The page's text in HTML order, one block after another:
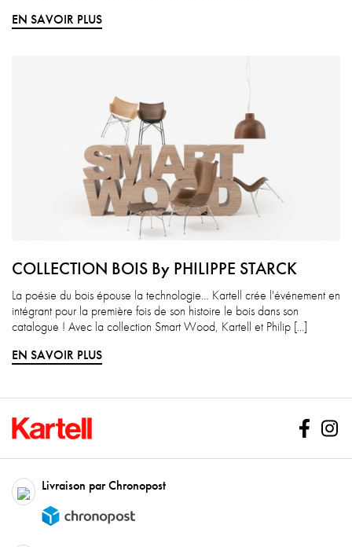
EN SAVOIR PLUS
COLLECTION BOIS By PHILIPPE STARCK
La poésie du bois épouse la technologie… Kartell crée l'événement en
intégrant pour la première fois de son histoire le bois dans son
catalogue ! Avec la collection Smart Wood, Kartell et Philip [...]
EN SAVOIR PLUS
Livraison par Chronopost